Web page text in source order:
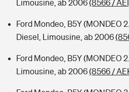
Limousine, ab 2006(8566 /
Ford Mondeo, B5Y (MONDEO
Diesel, Limousine, ab 2006
Ford Mondeo, B5Y (MONDEO
Limousine, ab 2006(8566 /